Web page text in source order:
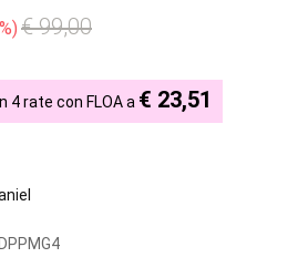
€ 99,00
4 rate con FLOA a € 23,51
LDPPMG4